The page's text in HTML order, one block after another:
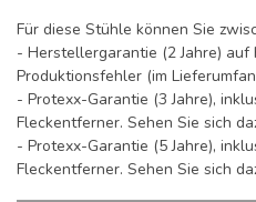
Für diese Stühle können Sie
- Herstellergarantie (2 Jahre)
Produktionsfehler (im
- Protexx-Garantie (3 Jahre),
Fleckentferner. Sehen Sie sich
- Protexx-Garantie (5 Jahre),
Fleckentferner. Sehen Sie sich